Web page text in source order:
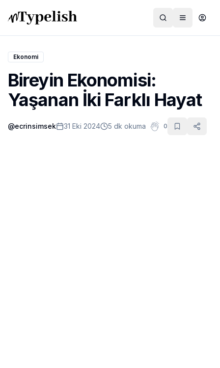
Dünya
Film ve Dizi
Kültür ve Sanat
Ekonomi
Bireyin Ekonomisi:
Yaşanan İki Farklı Hayat
@ecrinsimsek 31 Eki 2024 5 dk okuma 0